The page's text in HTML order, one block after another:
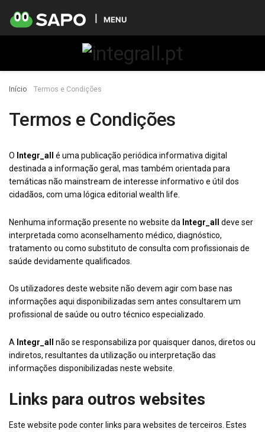
MENU
Início Termos e Condições
Termos e Condições
O Integr_all
é uma publicação periódica informativa digital
destinada a informação geral, mas também orientada para
temáticas não mainstream de interesse informativo e útil dos
cidadãos, com uma lógica editorial wealth life.
Nenhuma informação presente no website da Integr_all deve ser
interpretada como aconselhamento médico, diagnóstico,
tratamento ou como substituto de consulta com profissionais de
saúde devidamente qualificados.
Os utilizadores deste website não devem agir com base nas
informações aqui disponibilizadas sem antes consultarem um
profissional de saúde ou outro técnico especializado.
A Integr_all não se responsabiliza por quaisquer danos, diretos ou
indiretos, resultantes da utilização ou interpretação das
informações disponibilizadas neste website.
Links para outros websites
Este website pode conter links para websites de terceiros. Estes